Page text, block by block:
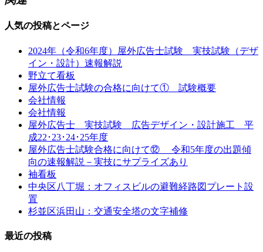
人気の投稿とページ
2024年（令和6年度）屋外広告士試験 実技試験（デザ
イン・設計）速報解説
野立て看板
屋外広告士試験の合格に向けて① 試験概要
会社情報
会社情報
屋外広告士 実技試験 広告デザイン・設計施工 平
成22･23･24･25年度
屋外広告士試験合格に向けて⑫ 令和5年度の出題傾
向の速報解説－実技にサプライズあり
袖看板
中央区八丁堀：オフィスビルの避難経路図プレート設
置
杉並区浜田山：交通安全塔の文字補修
最近の投稿